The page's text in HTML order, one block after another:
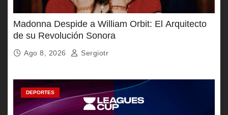
Madonna Despide a William Orbit: El Arquitecto
de su Revolución Sonora
Ago 8, 2026 Sergiotr
DEPORTES